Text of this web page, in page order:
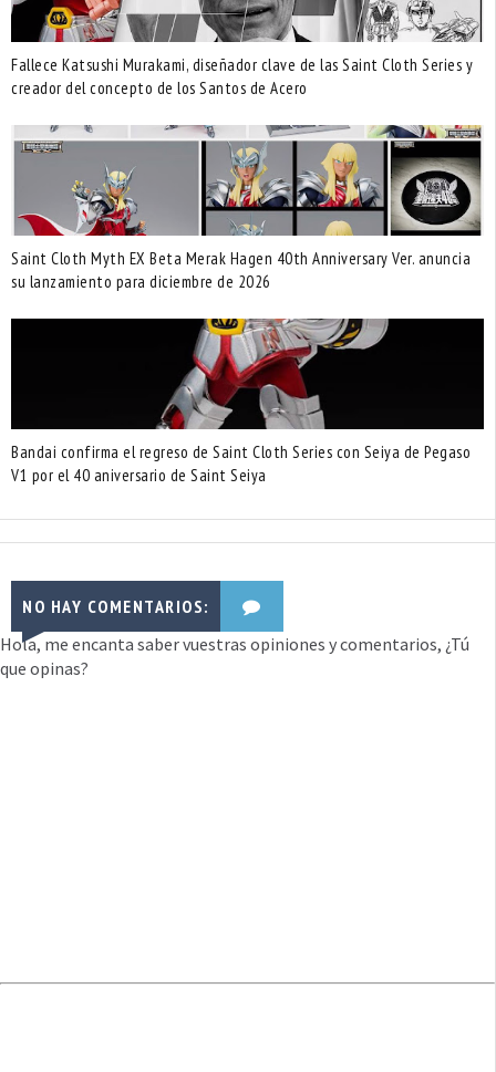
Fallece Katsushi Murakami, diseñador clave de las Saint Cloth Series y
creador del concepto de los Santos de Acero
Saint Cloth Myth EX Beta Merak Hagen 40th Anniversary Ver. anuncia
su lanzamiento para diciembre de 2026
Bandai confirma el regreso de Saint Cloth Series con Seiya de Pegaso
V1 por el 40 aniversario de Saint Seiya
NO HAY COMENTARIOS:
Hola, me encanta saber vuestras opiniones y comentarios, ¿Tú
que opinas?